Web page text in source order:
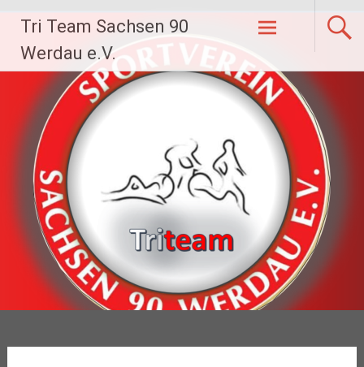
Inhalt
springen
Tri Team Sachsen 90
Werdau e.V.